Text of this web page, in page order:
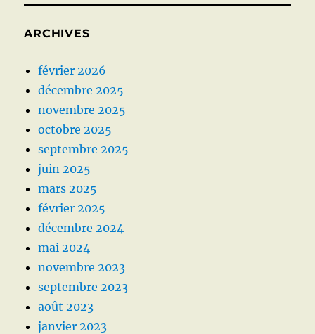
ARCHIVES
février 2026
décembre 2025
novembre 2025
octobre 2025
septembre 2025
juin 2025
mars 2025
février 2025
décembre 2024
mai 2024
novembre 2023
septembre 2023
août 2023
janvier 2023